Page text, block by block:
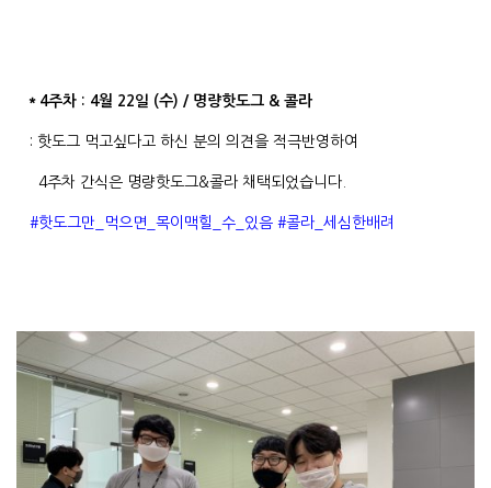
＊4주차 : 4월 22일 (수) / 명량핫도그 & 콜라
: 핫도그 먹고싶다고 하신 분의 의견을 적극반영하여
4주차 간식은 명량핫도그&콜라 채택되었습니다.
#핫도그만_먹으면_목이맥힐_수_있음 #콜라_세심한배려